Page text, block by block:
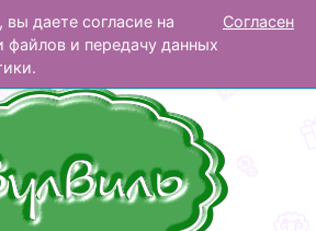
вы даете согласие на
файлов и передачу данных
Согласен